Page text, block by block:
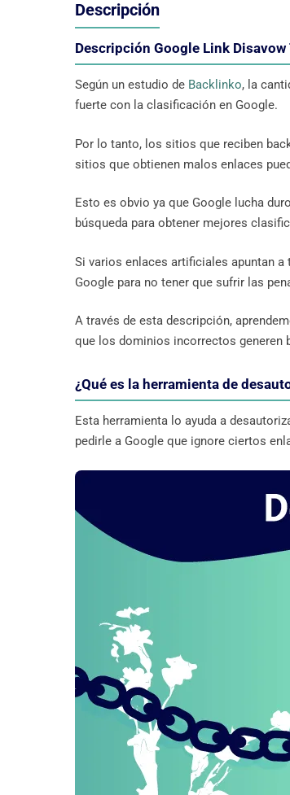
Descripción
Descripción Google Link Disavow
Según un estudio de Backlinko, la
fuerte con la clasificación en Google.
Por lo tanto, los sitios que reciben
sitios que obtienen malos enlaces
Esto es obvio ya que Google lucha
búsqueda para obtener mejores
Si varios enlaces artificiales apuntan
Google para no tener que sufrir las
A través de esta descripción,
que los dominios incorrectos generen
¿Qué es la herramienta de
Esta herramienta lo ayuda a
pedirle a Google que ignore ciertos